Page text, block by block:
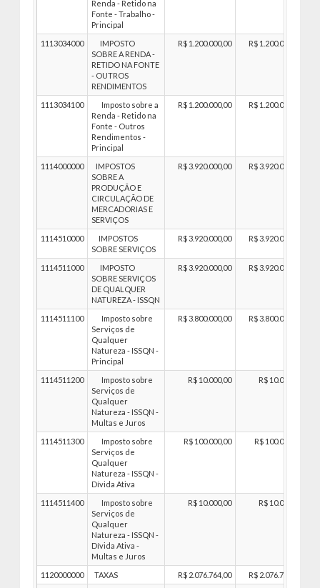
Renda - Retido na
Fonte - Trabalho -
Principal
1113034000
IMPOSTO
SOBRE A RENDA -
RETIDO NA FONTE
- OUTROS
RENDIMENTOS
R$ 1.200.000,00 R$ 1.200.000,00
1113034100
Imposto sobre a
Renda - Retido na
Fonte - Outros
Rendimentos -
Principal
R$ 1.200.000,00 R$ 1.200.000,00
1114000000
IMPOSTOS
SOBRE A
PRODUÇÃO E
CIRCULAÇÃO DE
MERCADORIAS E
SERVIÇOS
R$ 3.920.000,00 R$ 3.920.000,00
1114510000
IMPOSTOS
SOBRE SERVIÇOS
R$ 3.920.000,00 R$ 3.920.000,00
1114511000
IMPOSTO
SOBRE SERVIÇOS
DE QUALQUER
NATUREZA - ISSQN
R$ 3.920.000,00 R$ 3.920.000,00
1114511100
Imposto sobre
Serviços de
Qualquer
Natureza - ISSQN -
Principal
R$ 3.800.000,00 R$ 3.800.000,00
1114511200
Imposto sobre
Serviços de
Qualquer
Natureza - ISSQN -
Multas e Juros
R$ 10.000,00 R$ 10.000,00
1114511300
Imposto sobre
Serviços de
Qualquer
Natureza - ISSQN -
Dívida Ativa
R$ 100.000,00 R$ 100.000,00
1114511400
Imposto sobre
Serviços de
Qualquer
Natureza - ISSQN -
Dívida Ativa -
Multas e Juros
R$ 10.000,00 R$ 10.000,00
1120000000 TAXAS R$ 2.076.764,00
R$ 2.076.764,00